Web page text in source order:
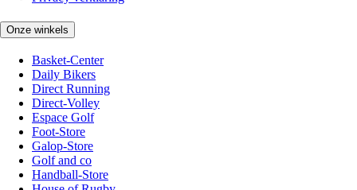
Onze winkels
Basket-Center
Daily Bikers
Direct Running
Direct-Volley
Espace Golf
Foot-Store
Galop-Store
Golf and co
Handball-Store